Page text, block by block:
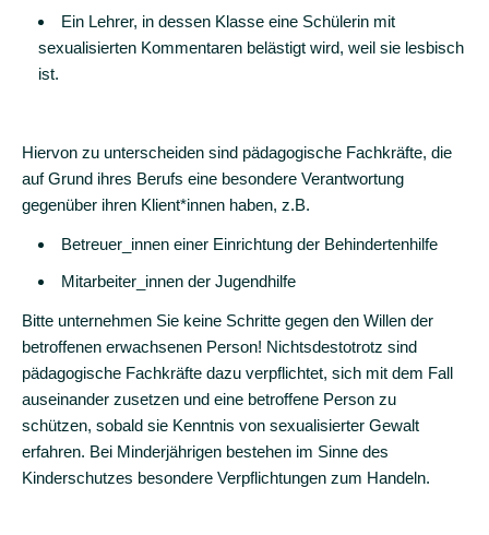
Informationen
in
Deutscher
Vielfalt
Selbsthilfegruppe
Anzeige
Ja/Nein!?
Unterstützung
Ein Lehrer, in dessen Klasse eine Schülerin mit
sexualisierten Kommentaren belästigt wird, weil sie lesbisch
ist.
Hiervon zu unterscheiden sind pädagogische Fachkräfte, die
auf Grund ihres Berufs eine besondere Verantwortung
gegenüber ihren Klient*innen haben, z.B.
Betreuer_innen einer Einrichtung der Behindertenhilfe
Mitarbeiter_innen der Jugendhilfe
Bitte unternehmen Sie keine Schritte gegen den Willen der
betroffenen erwachsenen Person! Nichtsdestotrotz sind
pädagogische Fachkräfte dazu verpflichtet, sich mit dem Fall
auseinander zusetzen und eine betroffene Person zu
schützen, sobald sie Kenntnis von sexualisierter Gewalt
erfahren. Bei Minderjährigen bestehen im Sinne des
Kinderschutzes besondere Verpflichtungen zum Handeln.